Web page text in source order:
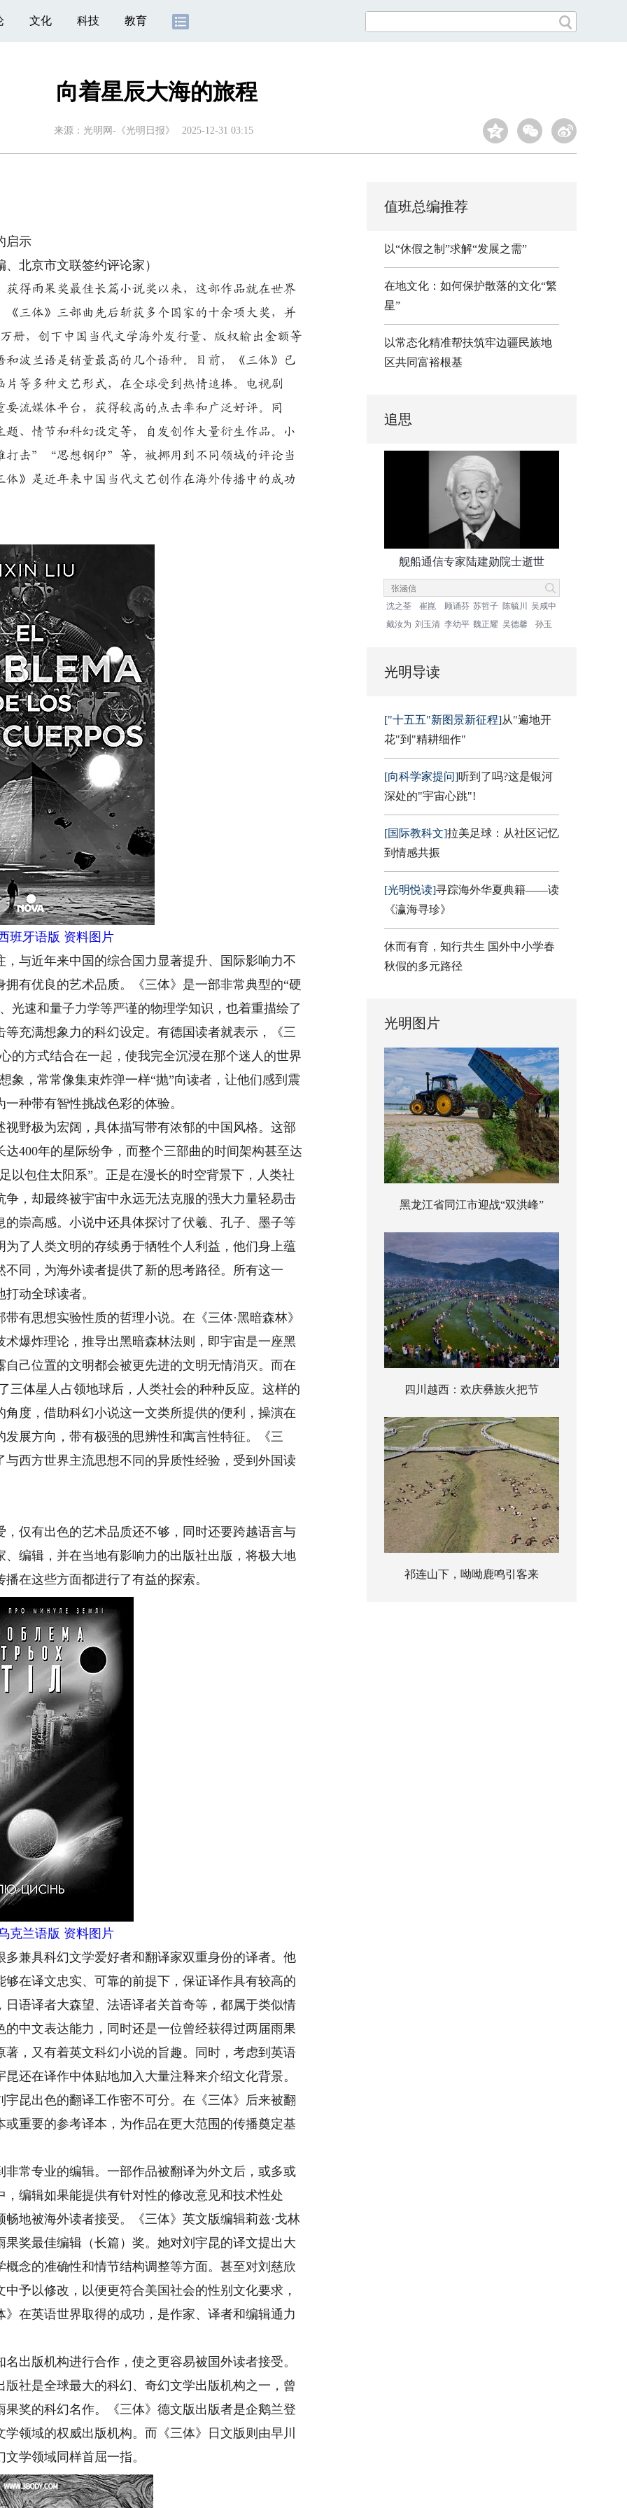
文化 科技 教育
向着星辰大海的旅程
来源： 光明网-《光明日报》 2025-12-31 03:15
示
京市文联签约评论家）
雨果奖最佳长篇小说奖以来，这部作品就在世界
三体》三部曲先后斩获多个国家的十余项大奖，并
册，创下中国当代文学海外发行量、版权输出金额等
波兰语是销量最高的几个语种。目前，《三体》已
等多种文艺形式，在全球受到热情追捧。电视剧
流媒体平台，获得较高的点击率和广泛好评。同
、情节和科幻设定等，自发创作大量衍生作品。小
打击”“思想钢印”等，被挪用到不同领域的评论当
》是近年来中国当代文艺创作在海外传播中的成功
班牙语版 资料图片
近年来中国的综合国力显著提升、国际影响力不
有优良的艺术品质。《三体》是一部非常典型的“硬
光速和量子力学等严谨的物理学知识，也着重描绘了
充满想象力的科幻设定。有德国读者就表示，《三
的方式结合在一起，使我完全沉浸在那个迷人的世界
象，常常像集束炸弹一样“抛”向读者，让他们感到震
种带有智性挑战色彩的体验。
极为宏阔，具体描写带有浓郁的中国风格。这部
400年的星际纷争，而整个三部曲的时间架构甚至达
以包住太阳系”。正是在漫长的时空背景下，人类社
，却最终被宇宙中永远无法克服的强大力量轻易击
崇高感。小说中还具体探讨了伏羲、孔子、墨子等
了人类文明的存续勇于牺牲个人利益，他们身上蕴
同，为海外读者提供了新的思考路径。所有这一
动全球读者。
思想实验性质的哲理小说。在《三体·黑暗森林》
爆炸理论，推导出黑暗森林法则，即宇宙是一座黑
己位置的文明都会被更先进的文明无情消灭。而在
三体星人占领地球后，人类社会的种种反应。这样的
度，借助科幻小说这一文类所提供的便利，操演在
展方向，带有极强的思辨性和寓言性特征。《三
西方世界主流思想不同的异质性经验，受到外国读
有出色的艺术品质还不够，同时还要跨越语言与
编辑，并在当地有影响力的出版社出版，将极大地
在这些方面都进行了有益的探索。
克兰语版 资料图片
具科幻文学爱好者和翻译家双重身份的译者。他
在译文忠实、可靠的前提下，保证译作具有较高的
语译者大森望、法语译者关首奇等，都属于类似情
中文表达能力，同时还是一位曾经获得过两届雨果
，又有着英文科幻小说的旨趣。同时，考虑到英语
还在译作中体贴地加入大量注释来介绍文化背景。
昆出色的翻译工作密不可分。在《三体》后来被翻
重要的参考译本，为作品在更大范围的传播奠定基
专业的编辑。一部作品被翻译为外文后，或多或
编辑如果能提供有针对性的修改意见和技术性处
地被海外读者接受。《三体》英文版编辑莉兹·戈林
奖最佳编辑（长篇）奖。她对刘宇昆的译文提出大
念的准确性和情节结构调整等方面。甚至对刘慈欣
予以修改，以便更符合美国社会的性别文化要求，
在英语世界取得的成功，是作家、译者和编辑通力
版机构进行合作，使之更容易被国外读者接受。
社是全球最大的科幻、奇幻文学出版机构之一，曾
奖的科幻名作。《三体》德文版出版者是企鹅兰登
领域的权威出版机构。而《三体》日文版则由早川
学领域同样首屈一指。
值班总编推荐
以“休假之制”求解“发展之需”
在地文化：如何保护散落的文化“繁
星”
以常态化精准帮扶筑牢边疆民族地
区共同富裕根基
追思
舰船通信专家陆建勋院士逝世
沈之荃 崔崑 顾诵芬 苏哲子 陈毓川
吴咸中
戴汝为 刘玉清 李幼平 魏正耀 吴德馨 孙玉
光明导读
["十五五"新图景新征程]从"遍地开
花"到"精耕细作"
[向科学家提问]听到了吗?这是银河
深处的"宇宙心跳"!
[国际教科文]拉美足球：从社区记忆
到情感共振
[光明悦读]寻踪海外华夏典籍——读
《瀛海寻珍》
休而有育，知行共生 国外中小学春
秋假的多元路径
光明图片
黑龙江省同江市迎战“双洪峰”
四川越西：欢庆彝族火把节
祁连山下，呦呦鹿鸣引客来